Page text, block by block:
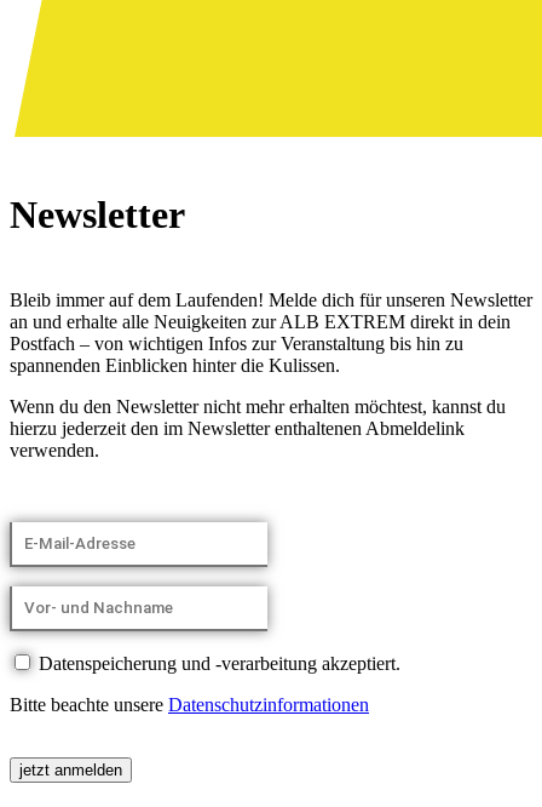
Newsletter
Bleib immer auf dem Laufenden! Melde dich für unseren Newsletter
an und erhalte alle Neuigkeiten zur ALB EXTREM direkt in dein
Postfach – von wichtigen Infos zur Veranstaltung bis hin zu
spannenden Einblicken hinter die Kulissen.
Wenn du den Newsletter nicht mehr erhalten möchtest, kannst du
hierzu jederzeit den im Newsletter enthaltenen Abmeldelink
verwenden.
Datenspeicherung und -verarbeitung akzeptiert.
Bitte beachte unsere Datenschutzinformationen